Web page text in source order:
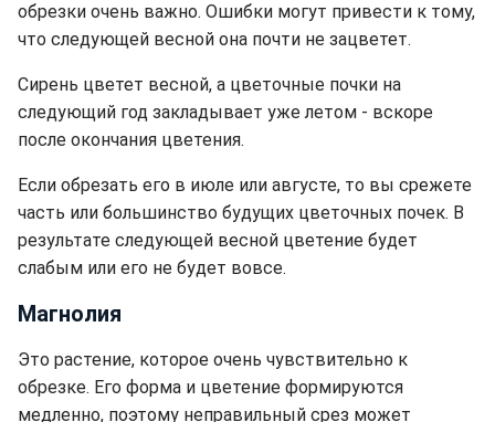
обрезки очень важно. Ошибки могут привести к тому,
что следующей весной она почти не зацветет.
Сирень цветет весной, а цветочные почки на
следующий год закладывает уже летом - вскоре
после окончания цветения.
Если обрезать его в июле или августе, то вы срежете
часть или большинство будущих цветочных почек. В
результате следующей весной цветение будет
слабым или его не будет вовсе.
Магнолия
Это растение, которое очень чувствительно к
обрезке. Его форма и цветение формируются
медленно, поэтому неправильный срез может